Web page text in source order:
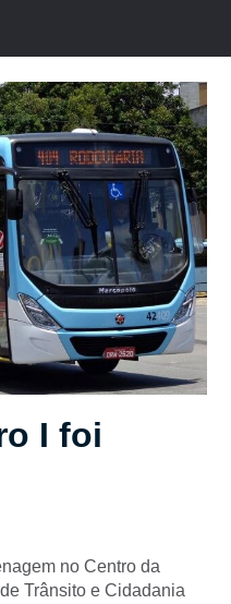
I foi
no Centro da
Trânsito e Cidadania